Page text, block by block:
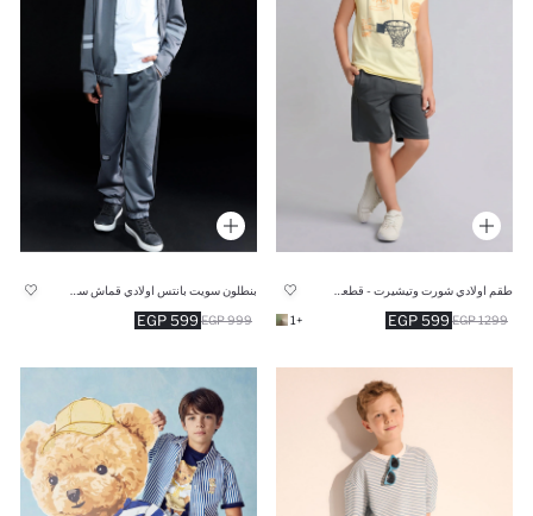
599 EGP 1299 EGP
+1
599 EGP 999 EGP